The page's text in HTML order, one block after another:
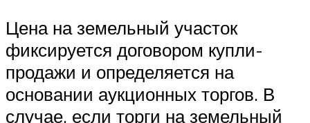
Цена на земельный участок
фиксируется договором купли-
продажи и определяется на
основании аукционных торгов. В
случае, если торги на земельный